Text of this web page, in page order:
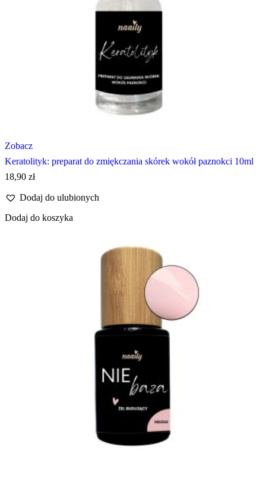
Zobacz
Keratolityk: preparat do zmiękczania skórek wokół paznokci 10ml
18,90 zł
Dodaj do ulubionych
Dodaj do koszyka